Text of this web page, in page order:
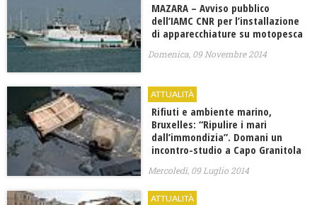
MAZARA – Avviso pubblico
dell’IAMC CNR per l’installazione
di apparecchiature su motopesca
Domenica, 09 Novembre 2014
ATTUALITÀ
Rifiuti e ambiente marino,
Bruxelles: “Ripulire i mari
dall’immondizia”. Domani un
incontro-studio a Capo Granitola
Mercoledì, 09 Luglio 2014
ATTUALITÀ